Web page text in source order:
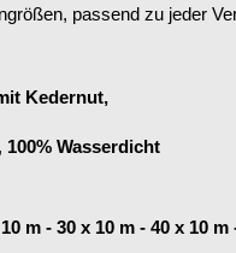
passend zu jeder
Kedernut,
100% Wasserdicht
m - 30 x 10 m - 40 x 10 m